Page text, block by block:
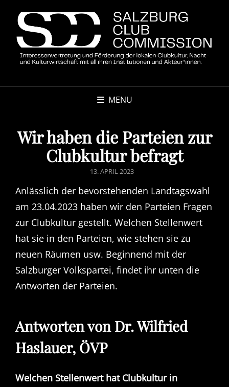
MENU
Wir haben die Parteien zur
Clubkultur befragt
POSTED
13. APRIL 2023
Anlässlich der bevorstehenden Landtagswahl
am 23.04.2023 haben wir den Parteien Fragen
zur Clubkultur gestellt. Welchen Stellenwert
hat sie in den Parteien, wie stehen sie zu
neuen Räumen usw. Beginnend mit der
Salzburger Volkspartei, findet ihr unten die
Antworten der Parteien.
Antworten von Dr. Wilfried
Haslauer, ÖVP
Welchen Stellenwert hat Clubkultur in